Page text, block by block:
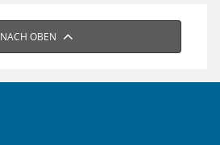
NACH OBEN